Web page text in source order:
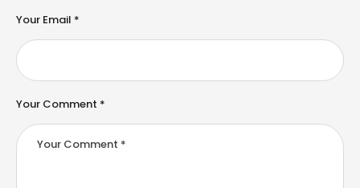
Your Comment *
Your Email *